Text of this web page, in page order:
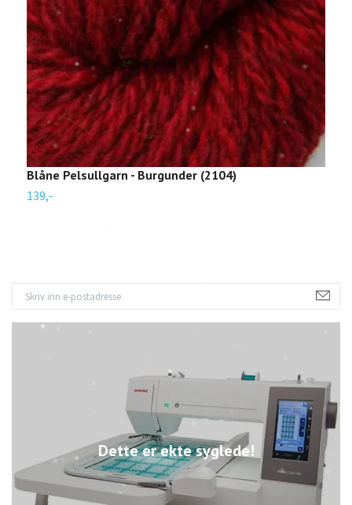
Dette er ekte syglede!
Blåne Pelsullgarn - Burgunder (2104)
139,-